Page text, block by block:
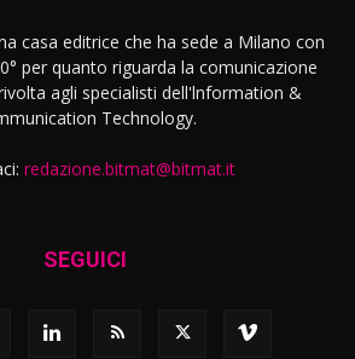
casa editrice che ha sede a Milano con
per quanto riguarda la comunicazione
agli specialisti dell'lnformation &
Technology.
redazione.bitmat@bitmat.it
SEGUICI